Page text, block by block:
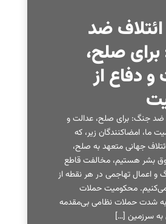
ائتلاف ضد
صلح،
و دفاع از
ضد جنگ: برای صلح، عدالت و
ما، امضاکنندگان زیر، که
جهانی متعهد به صلح،
بشر هستیم، مخالفت قاطع
و اعمال تهاجمی در هر نقطه از
محکومیت حملات
شدت حملات نظامی بی‌مقدمه
به سرزمین […]